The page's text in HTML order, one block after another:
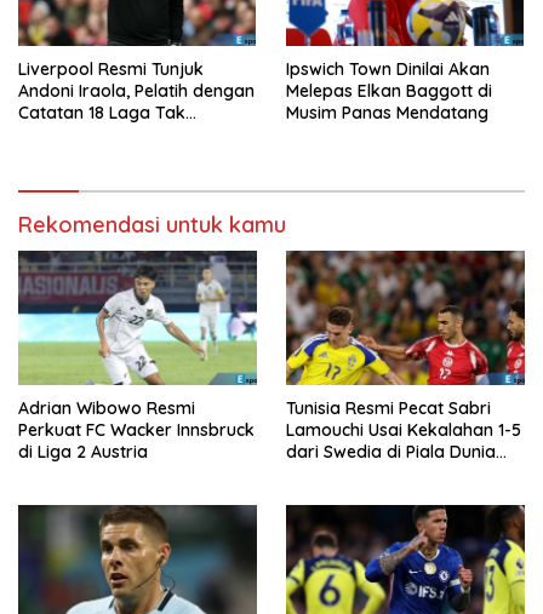
Liverpool Resmi Tunjuk
Andoni Iraola, Pelatih dengan
Catatan 18 Laga Tak
Ipswich Town Dinilai Akan
Melepas Elkan Baggott di
Musim Panas Mendatang
Rekomendasi untuk kamu
Adrian Wibowo Resmi
Perkuat FC Wacker Innsbruck
di Liga 2 Austria
Tunisia Resmi Pecat Sabri
Lamouchi Usai Kekalahan 1-5
dari Swedia di Piala Dunia